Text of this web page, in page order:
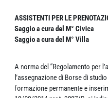
ASSISTENTI PER LE
Saggio a cura del M° Civica
Saggio a cura del M° Villa
A norma del “Regolamento per
l’assegnazione di Borse di
formazione permanente e